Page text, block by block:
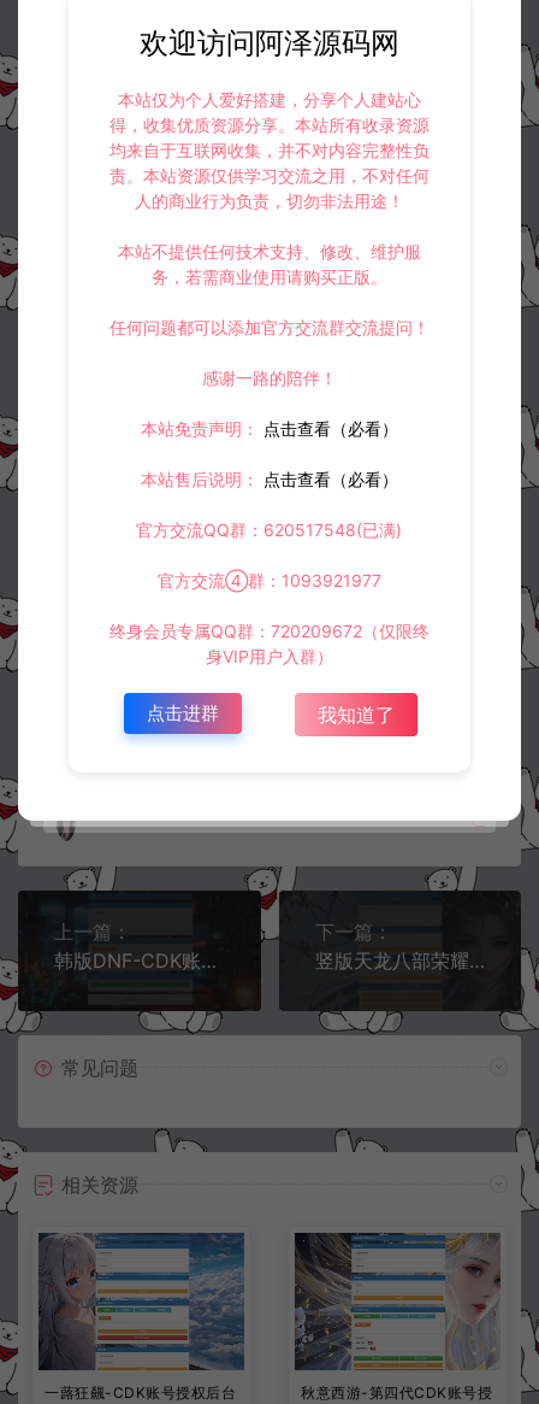
此资源下载价格为 100 星钻，请先 登录
收藏 (0) 打赏 点赞 (1
若您需要商业运营或用于其他商业活动，请您购买正版授权并合法
将会第一时间解决！
业用途，请大家不要用于商用！
https://www.lyzwlkj.vip/34809/dzht/
复
上一篇：
韩版DNF-CDK账号授权后台+使用教程
下一篇：
竖版天龙八部荣耀通配-CDK账号授权后台+使用教程
常见问题
相关资源
一蕗狂飆-CDK账号授权后台
秋意西游-第四代CDK账号授
欢迎访问阿泽源码网
本站仅为个人爱好搭建，分享个人建站心
得，收集优质资源分享。本站所有收录资源
均来自于互联网收集，并不对内容完整性负
责。本站资源仅供学习交流之用，不对任何
人的商业行为负责，切勿非法用途！
本站不提供任何技术支持、修改、维护服
务，若需商业使用请购买正版。
任何问题都可以添加官方交流群交流提问！
感谢一路的陪伴！
本站免责声明： 点击查看（必看）
本站售后说明： 点击查看（必看）
官方交流QQ群：620517548(已满)
官方交流④群：1093921977
终身会员专属QQ群：720209672（仅限终
身VIP用户入群）
点击进群 我知道了